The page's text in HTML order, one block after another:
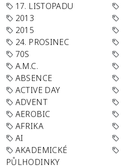
17. LISTOPADU
2013
2015
24. PROSINEC
70S
A.M.C.
ABSENCE
ACTIVE DAY
ADVENT
AEROBIC
AFRIKA
AI
AKADEMICKÉ
PŮLHODINKY